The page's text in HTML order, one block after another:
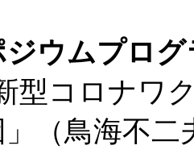
ジウムプロ
型コロナワ
（鳥海不